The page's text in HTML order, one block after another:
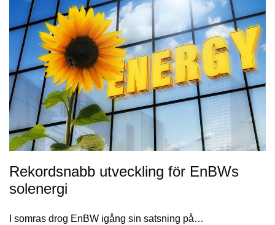
Rekordsnabb utveckling för EnBWs
solenergi
I somras drog EnBW igång sin satsning på…